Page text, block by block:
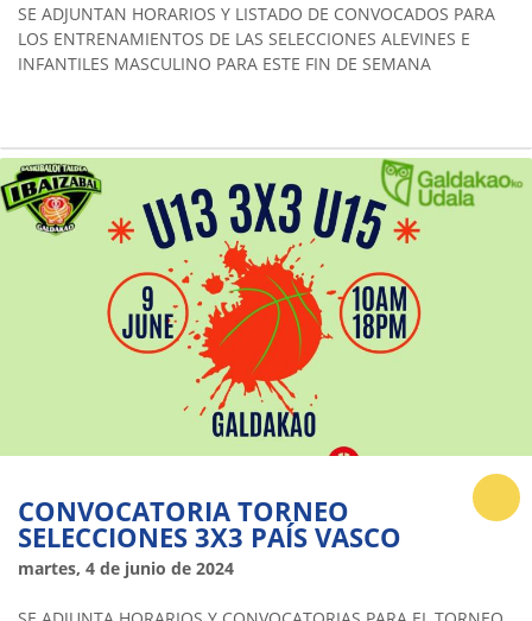
SE ADJUNTAN HORARIOS Y LISTADO DE CONVOCADOS PARA
LOS ENTRENAMIENTOS DE LAS SELECCIONES ALEVINES E
INFANTILES MASCULINO PARA ESTE FIN DE SEMANA
CONVOCATORIA TORNEO
SELECCIONES 3X3 PAÍS VASCO
martes, 4 de junio de 2024